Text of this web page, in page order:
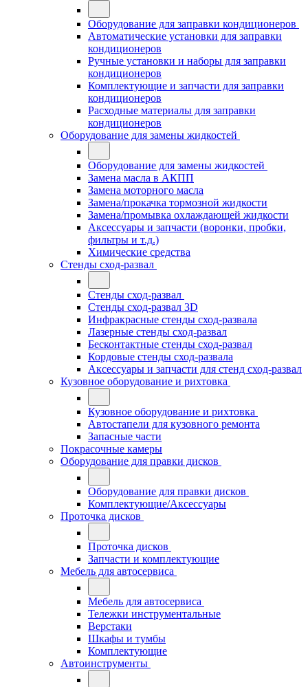
Оборудование для заправки кондиционеров
Автоматические установки для заправки
кондиционеров
Ручные установки и наборы для заправки
кондиционеров
Комплектующие и запчасти для заправки
кондиционеров
Расходные материалы для заправки
кондиционеров
Оборудование для замены жидкостей
Оборудование для замены жидкостей
Замена масла в АКПП
Замена моторного масла
Замена/прокачка тормозной жидкости
Замена/промывка охлаждающей жидкости
Аксессуары и запчасти (воронки, пробки,
фильтры и т.д.)
Химические средства
Стенды сход-развал
Стенды сход-развал
Стенды сход-развал 3D
Инфракрасные стенды сход-развала
Лазерные стенды сход-развал
Бесконтактные стенды сход-развал
Кордовые стенды сход-развала
Аксессуары и запчасти для стенд сход-развал
Кузовное оборудование и рихтовка
Кузовное оборудование и рихтовка
Автостапели для кузовного ремонта
Запасные части
Покрасочные камеры
Оборудование для правки дисков
Оборудование для правки дисков
Комплектующие/Аксессуары
Проточка дисков
Проточка дисков
Запчасти и комплектующие
Мебель для автосервиса
Мебель для автосервиса
Тележки инструментальные
Верстаки
Шкафы и тумбы
Комплектующие
Автоинструменты